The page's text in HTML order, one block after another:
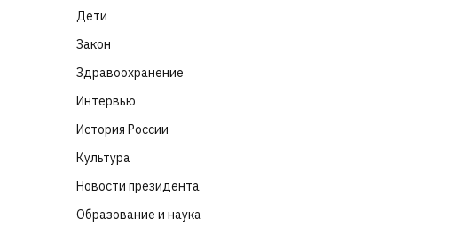
Дети
Закон
Здравоохранение
Интервью
История России
Культура
Новости президента
Образование и наука